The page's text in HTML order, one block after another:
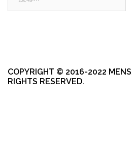
COPYRIGHT © 2016-2022
RIGHTS RESERVED.